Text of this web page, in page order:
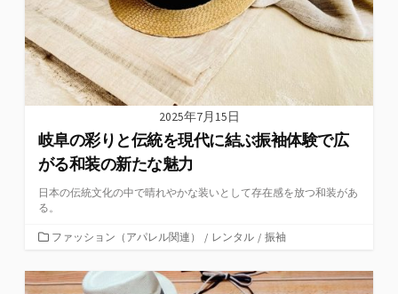
2025年7月15日
岐阜の彩りと伝統を現代に結ぶ振袖体験で広
がる和装の新たな魅力
日本の伝統文化の中で晴れやかな装いとして存在感を放つ和装があ
る。
カ
ゴ
リ
ファッション（アパレル関連） / レンタル / 振袖